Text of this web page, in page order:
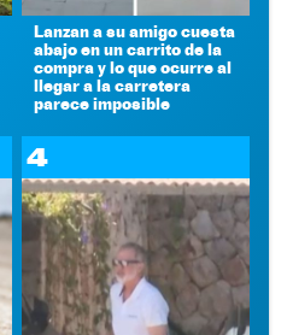
Lanzan a su amigo cuesta
abajo en un carrito de la
compra y lo que ocurre al
llegar a la carretera
parece imposible
4